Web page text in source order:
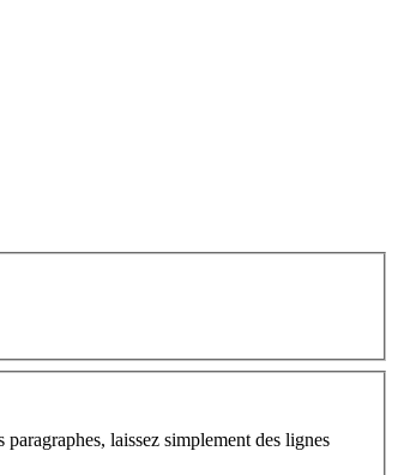
paragraphes, laissez simplement des lignes